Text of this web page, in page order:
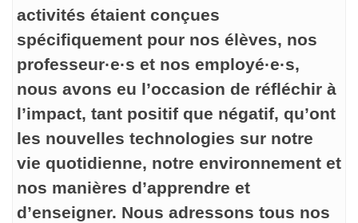
activités étaient conçues
spécifiquement pour nos élèves, nos
professeur·e·s et nos employé·e·s,
nous avons eu l’occasion de réfléchir à
l’impact, tant positif que négatif, qu’ont
les nouvelles technologies sur notre
vie quotidienne, notre environnement et
nos manières d’apprendre et
d’enseigner. Nous adressons tous nos